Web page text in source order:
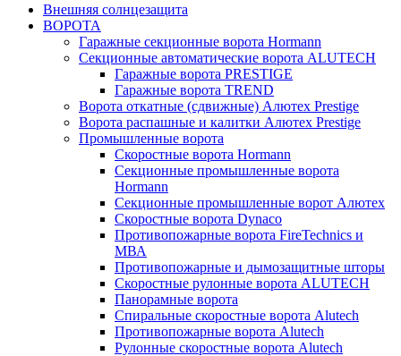
Внешняя солнцезащита
ВОРОТА
Гаражные секционные ворота Hormann
Секционные автоматические ворота ALUTECH
Гаражные ворота PRESTIGE
Гаражные ворота TREND
Ворота откатные (сдвижные) Алютех Prestige
Ворота распашные и калитки Алютех Prestige
Промышленные ворота
Скоростные ворота Hormann
Секционные промышленные ворота
Hormann
Секционные промышленные ворот Алютех
Скоростные ворота Dynaco
Противопожарные ворота FireTechnics и
МВА
Противопожарные и дымозащитные шторы
Скоростные рулонные ворота ALUTECH
Панорамные ворота
Спиральные скоростные ворота Alutech
Противопожарные ворота Alutech
Рулонные скоростные ворота Alutech